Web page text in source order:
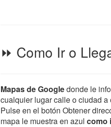
⏩ Como Ir o
Mapas de Googledonde le
cualquier lugar calle o ciudad
Pulse en el botón Obtener
mapa le muestra en azul como